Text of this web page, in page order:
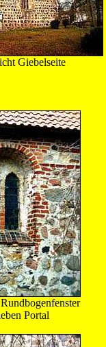
Giebelseite
Portal